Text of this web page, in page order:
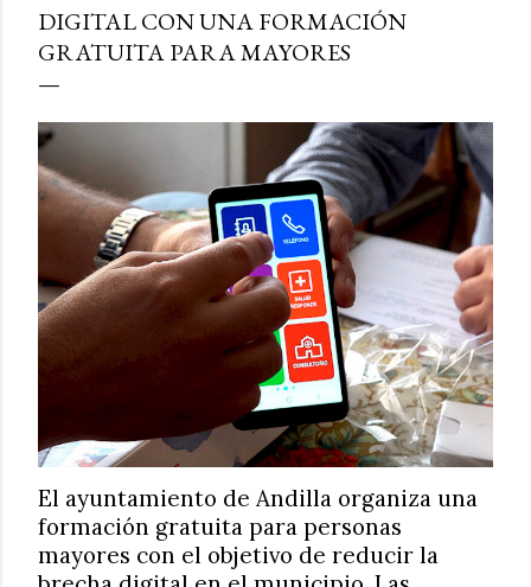
DIGITAL CON UNA FORMACIÓN
GRATUITA PARA MAYORES
El ayuntamiento de Andilla organiza una
formación gratuita para personas
mayores con el objetivo de reducir la